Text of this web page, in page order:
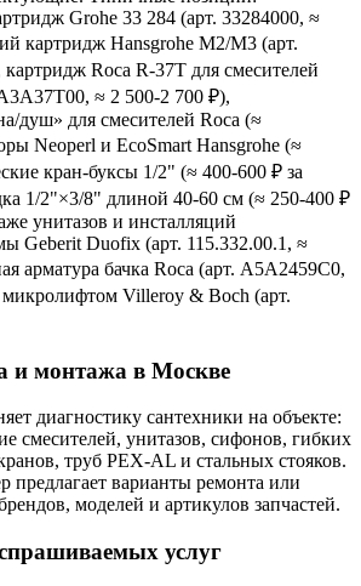
Grohe 33 284 (арт. 33284000, ≈
картридж Hansgrohe M2/M3 (арт.
Roca R‑37T для смесителей
≈ 2 500‑2 700 ₽),
душ» для смесителей Roca (≈
Neoperl и EcoSmart Hansgrohe (≈
кран‑буксы 1/2" (≈ 400‑600 ₽ за
1/2"×3/8" длиной 40‑60 см (≈ 250‑400 ₽
унитазов и инсталляций
Geberit Duofix (арт. 115.332.00.1, ≈
арматура бачка Roca (арт. A5A2459C0,
микролифтом Villeroy & Boch (арт.
и монтажа в Москве
диагностику сантехники на объекте:
смесителей, унитазов, сифонов, гибких
труб PEX‑AL и стальных стояков.
предлагает варианты ремонта или
моделей и артикулов запчастей.
услуг